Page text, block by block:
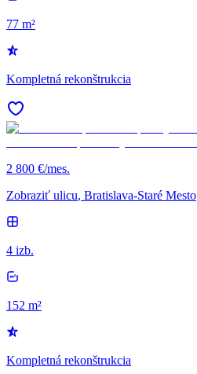
77 m²
Kompletná rekonštrukcia
2 800 €/mes.
Zobraziť ulicu, Bratislava-Staré Mesto
4 izb.
152 m²
Kompletná rekonštrukcia